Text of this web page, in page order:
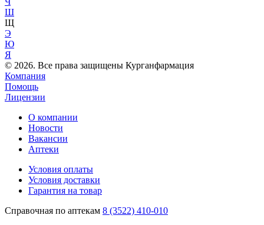
Ш
Щ
Э
Ю
Я
© 2026. Все права защищены Курганфармация
Компания
Помощь
Лицензии
О компании
Новости
Вакансии
Аптеки
Условия оплаты
Условия доставки
Гарантия на товар
Справочная по аптекам 8 (3522) 410-010